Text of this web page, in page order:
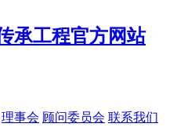
理事会 顾问委员会 联系我们